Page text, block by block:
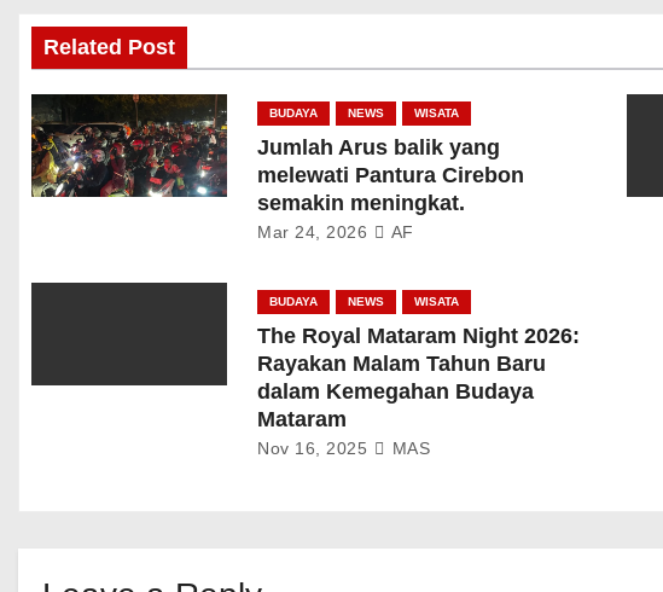
Related Post
BUDAYA NEWS WISATA
Jumlah Arus balik yang
melewati Pantura Cirebon
semakin meningkat.
Mar 24, 2026 AF
BUDAYA NEWS WISATA
The Royal Mataram Night 2026:
Rayakan Malam Tahun Baru
dalam Kemegahan Budaya
Mataram
Nov 16, 2025 MAS